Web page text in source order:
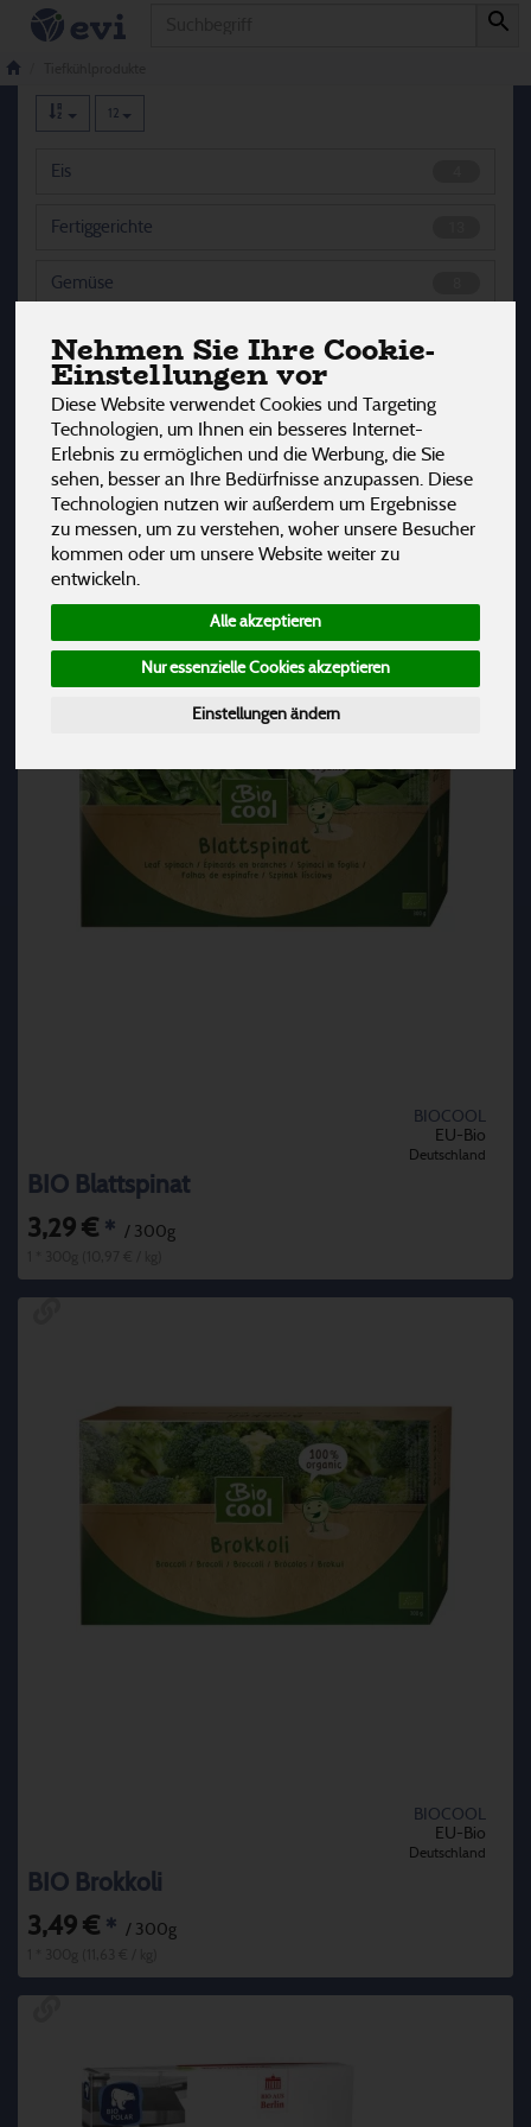
Nehmen Sie Ihre Cookie-
Einstellungen vor
Diese Website verwendet Cookies und Targeting
Technologien, um Ihnen ein besseres Internet-
Erlebnis zu ermöglichen und die Werbung, die Sie
sehen, besser an Ihre Bedürfnisse anzupassen. Diese
Technologien nutzen wir außerdem um Ergebnisse
zu messen, um zu verstehen, woher unsere Besucher
kommen oder um unsere Website weiter zu
entwickeln.
Alle akzeptieren
Nur essenzielle Cookies akzeptieren
Einstellungen ändern
Tiefkühlprodukte
12
Eis
Fertiggerichte
Gemüse
Kräuter
Obst
Hersteller Ernährung Allergene
BIOCOOL
EU-Bio
Deutschland
BIO Blattspinat
3,29 € * / 300g
BIOCOOL
EU-Bio
Deutschland
BIO Brokkoli
3,49 € * / 300g